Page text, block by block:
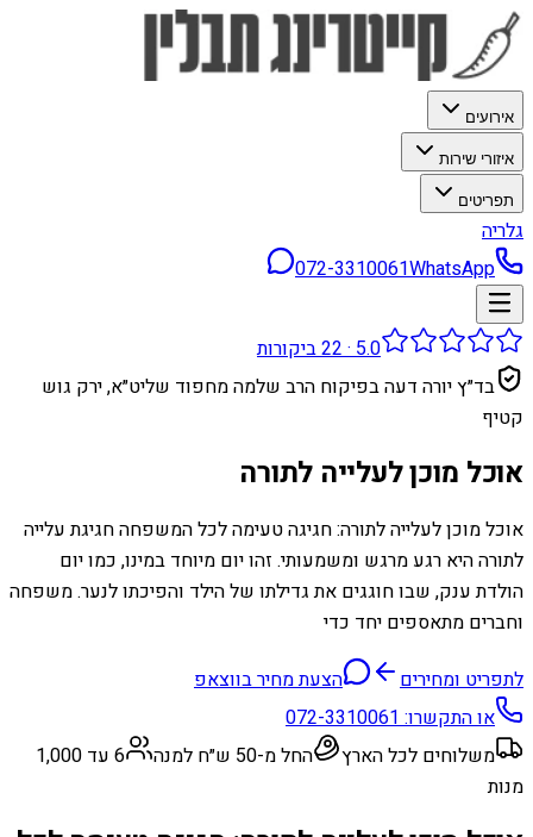
אירועים
איזורי שירות
תפריטים
גלריה
072-3310061WhatsApp
5.0
·
22ביקורות
בד״ץ יורה דעה בפיקוח הרב שלמה מחפוד שליט״א, ירק גוש
קטיף
אוכל מוכן לעלייה לתורה
אוכל מוכן לעלייה לתורה: חגיגה טעימה לכל המשפחה חגיגת עלייה
לתורה היא רגע מרגש ומשמעותי. זהו יום מיוחד במינו, כמו יום
הולדת ענק, שבו חוגגים את גדילתו של הילד והפיכתו לנער. משפחה
וחברים מתאספים יחד כדי
לתפריט ומחירים
הצעת מחיר בווצאפ
או התקשרו:072-3310061
משלוחים לכל הארץ
החל מ-50 ש״ח למנה
6 עד 1,000
מנות